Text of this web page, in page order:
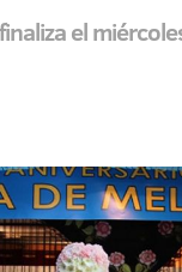
el